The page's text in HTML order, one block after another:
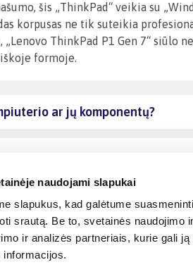
naudojami slapukai
slapukus, kad galėtume
srautą. Be to, svetainės naudojimo
ir analizės partneriais, kurie gali
šis „ThinkPad“ veikia su
korpusas ne tik suteikia
ThinkPad P1 Gen 7“
formoje.
ar jų komponentų?